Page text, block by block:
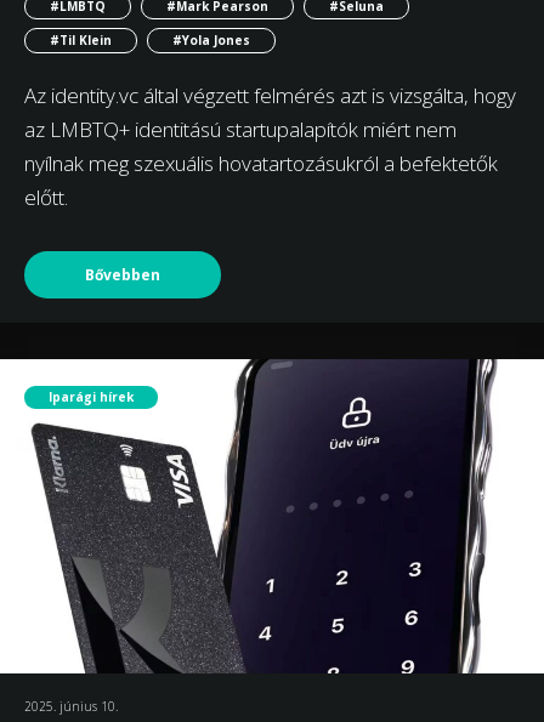
#LMBTQ #Mark Pearson
#Seluna
#Til Klein
#Yola Jones
Az identity.vc által végzett felmérés azt is vizsgálta, hogy
az LMBTQ+ identitású startupalapítók miért nem
nyílnak meg szexuális hovatartozásukról a befektetők
előtt.
Bővebben
Iparági hírek
2025. június 10.